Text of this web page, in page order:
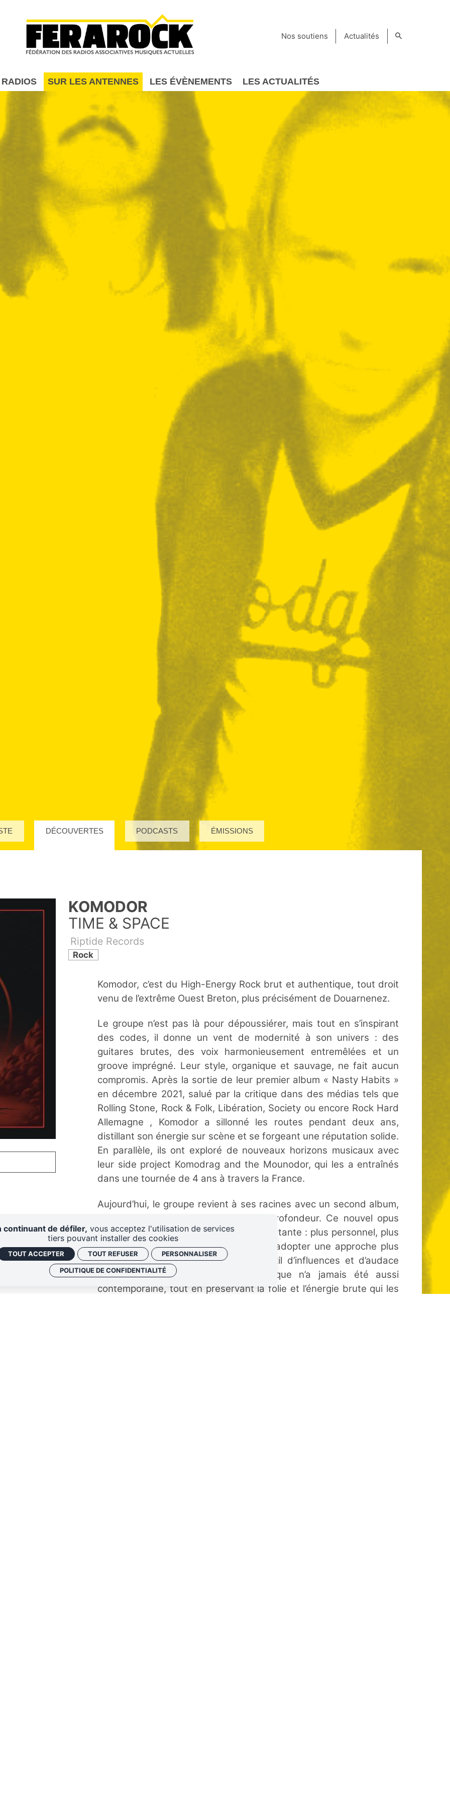
Nos soutiens Actualités
SUR LES ANTENNES LES ÉVÈNEMENTS LES ACTUALITÉS
DÉCOUVERTES PODCASTS ÉMISSIONS
KOMODOR
TIME & SPACE
Riptide Records
Rock
Komodor, c’est du High-Energy Rock brut et authentique, tout droit
venu de l’extrême Ouest Breton, plus précisément de Douarnenez.
Le groupe n’est pas là pour dépoussiérer, mais tout en s’inspirant
des codes, il donne un vent de modernité à son univers : des
guitares brutes, des voix harmonieusement entremêlées et un
groove imprégné. Leur style, organique et sauvage, ne fait aucun
compromis. Après la sortie de leur premier album « Nasty Habits »
en décembre 2021, salué par la critique dans des médias tels que
Rolling Stone, Rock & Folk, Libération, Society ou encore Rock Hard
Allemagne , Komodor a sillonné les routes pendant deux ans,
distillant son énergie sur scène et se forgeant une réputation solide.
En parallèle, ils ont exploré de nouveaux horizons musicaux avec
leur side project Komodrag and the Mounodor, qui les a entraînés
dans une tournée de 4 ans à travers la France.
Aujourd’hui, le groupe revient à ses racines avec un second album,
empreint de plus de nuances et de profondeur. Ce nouvel opus
témoigne d’une évolution musicale importante : plus personnel, plus
libre, il s’éloigne des conventions pour adopter une approche plus
authentique. Grâce à un mélange subtil d’influences et d’audace
créative, ils prouvent que leur musique n’a jamais été aussi
contemporaine, tout en préservant la folie et l’énergie brute qui les
continuant de défiler, vous acceptez l'utilisation de services
tiers pouvant installer des cookies
TOUT ACCEPTER TOUT REFUSER PERSONNALISER
POLITIQUE DE CONFIDENTIALITÉ